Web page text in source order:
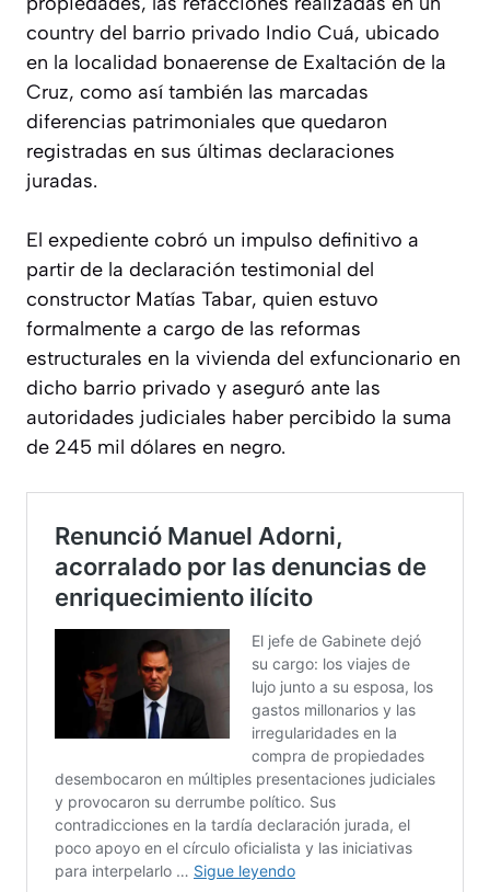
country del barrio privado Indio Cuá, ubicado
en la localidad bonaerense de Exaltación de la
Cruz, como así también las marcadas
diferencias patrimoniales que quedaron
registradas en sus últimas declaraciones
juradas.
El expediente cobró un impulso definitivo a
partir de la declaración testimonial del
constructor Matías Tabar, quien estuvo
formalmente a cargo de las reformas
estructurales en la vivienda del exfuncionario en
dicho barrio privado y aseguró ante las
autoridades judiciales haber percibido la suma
de 245 mil dólares en negro.